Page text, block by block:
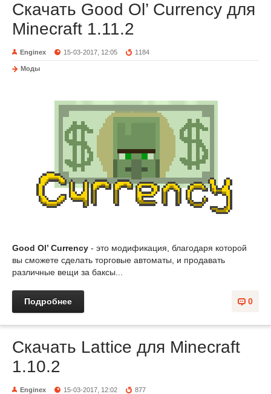
Скачать Good Ol’ Currency для
Minecraft 1.11.2
Enginex 15-03-2017, 12:05 1184
Моды
Good Ol’ Currency - это модификация, благодаря которой
вы сможете сделать торговые автоматы, и продавать
различные вещи за баксы...
0
Подробнее
Скачать Lattice для Minecraft
1.10.2
Enginex 15-03-2017, 12:02 877